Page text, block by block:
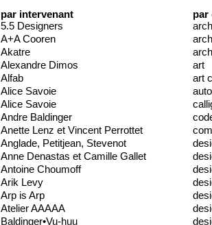
par intervenant
5.5 Designers
A+A Cooren
Akatre
Alexandre Dimos
Alfab
Alice Savoie
Alice Savoie
Andre Baldinger
Anette Lenz et Vincent Perrottet
Anglade, Petitjean, Stevenot
Anne Denastas et Camille Gallet
Antoine Choumoff
Arik Levy
Arp is Arp
Atelier AAAAA
Baldinger•Vu-huu
par
art
art